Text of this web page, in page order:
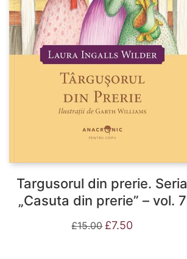
Targusorul din prerie. Seria
„Casuta din prerie” – vol. 7
£15.00 Prețul
£7.50Prețul